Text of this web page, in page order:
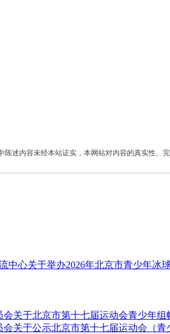
述内容未经本站证实，本网站对内容的真实性、
中心关于举办2026年北京市青少年冰
关于北京市第十七届运动会青少年组
关于公示北京市第十七届运动会（